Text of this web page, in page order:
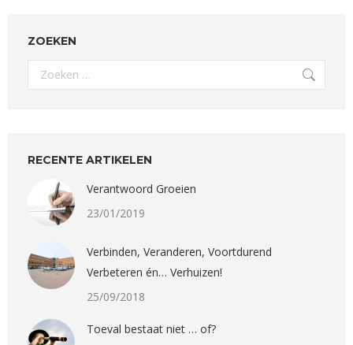
ZOEKEN
Search:
RECENTE ARTIKELEN
Verantwoord Groeien
23/01/2019
Verbinden, Veranderen, Voortdurend
Verbeteren én… Verhuizen!
25/09/2018
Toeval bestaat niet … of?